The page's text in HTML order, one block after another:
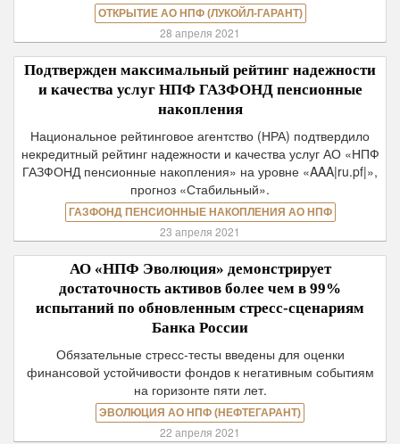
ОТКРЫТИЕ АО НПФ (ЛУКОЙЛ-ГАРАНТ)
28 апреля 2021
Подтвержден максимальный рейтинг надежности
и качества услуг НПФ ГАЗФОНД пенсионные
накопления
Национальное рейтинговое агентство (НРА) подтвердило
некредитный рейтинг надежности и качества услуг АО «НПФ
ГАЗФОНД пенсионные накопления» на уровне «AAA|ru.pf|»,
прогноз «Стабильный».
ГАЗФОНД ПЕНСИОННЫЕ НАКОПЛЕНИЯ АО НПФ
23 апреля 2021
АО «НПФ Эволюция» демонстрирует
достаточность активов более чем в 99%
испытаний по обновленным стресс-сценариям
Банка России
Обязательные стресс-тесты введены для оценки
финансовой устойчивости фондов к негативным событиям
на горизонте пяти лет.
ЭВОЛЮЦИЯ АО НПФ (НЕФТЕГАРАНТ)
22 апреля 2021